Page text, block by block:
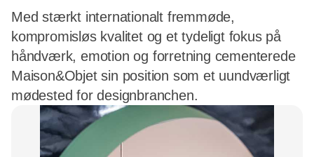
Med stærkt internationalt fremmøde,
kompromisløs kvalitet og et tydeligt fokus på
håndværk, emotion og forretning cementerede
Maison&Objet sin position som et uundværligt
mødested for designbranchen.